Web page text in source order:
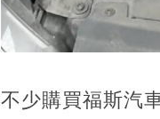
不少購買福斯汽